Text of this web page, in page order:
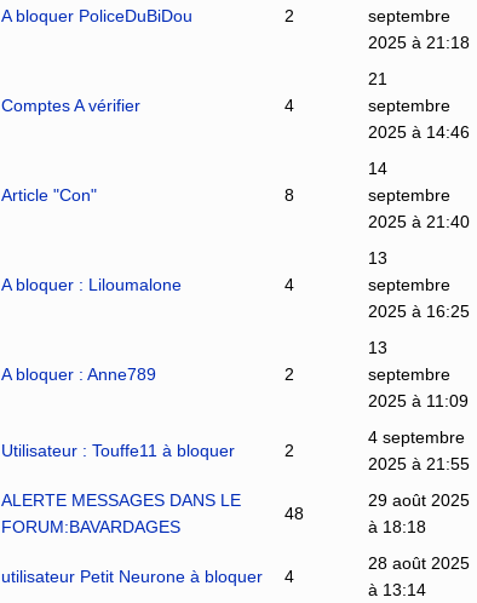
A bloquer PoliceDuBiDou 2
septembre
2025 à 21:18
Comptes A vérifier 4
21
septembre
2025 à 14:46
Article "Con" 8
14
septembre
2025 à 21:40
A bloquer : Liloumalone 4
13
septembre
2025 à 16:25
A bloquer : Anne789 2
13
septembre
2025 à 11:09
Utilisateur : Touffe11 à bloquer 2
4 septembre
2025 à 21:55
ALERTE MESSAGES DANS LE
FORUM:BAVARDAGES
48
29 août 2025
à 18:18
utilisateur Petit Neurone à bloquer 4
28 août 2025
à 13:14